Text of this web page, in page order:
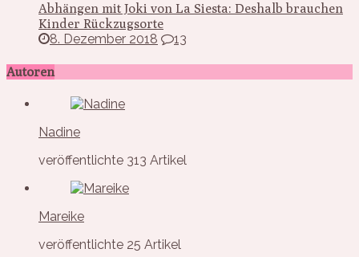
Abhängen mit Joki von La Siesta: Deshalb brauchen
Kinder Rückzugsorte
8. Dezember 2018
13
Autoren
Nadine
veröffentlichte 313 Artikel
Mareike
veröffentlichte 25 Artikel